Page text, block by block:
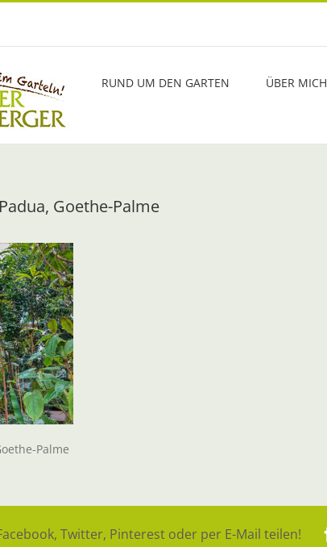
RUND UM DEN GARTEN ÜBER MICH
Goethe-Palme
Palme
Twitter, Pinterest oder per E-Mail teilen!